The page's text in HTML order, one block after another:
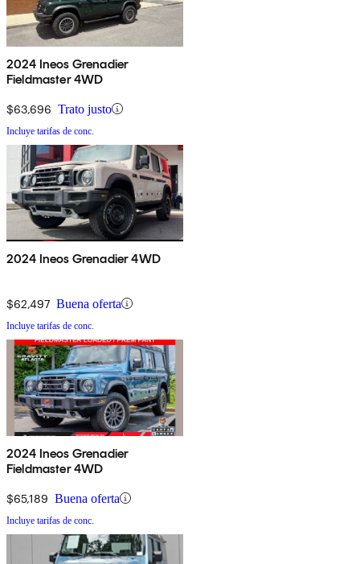
2024 Ineos Grenadier
Fieldmaster 4WD
$63,696 Trato justo
Incluye tarifas de conc.
2024 Ineos Grenadier 4WD
$62,497 Buena oferta
Incluye tarifas de conc.
2024 Ineos Grenadier
Fieldmaster 4WD
$65,189 Buena oferta
Incluye tarifas de conc.